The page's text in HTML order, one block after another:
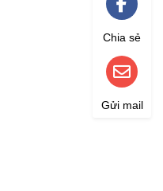
Chia sẻ
Gửi mail